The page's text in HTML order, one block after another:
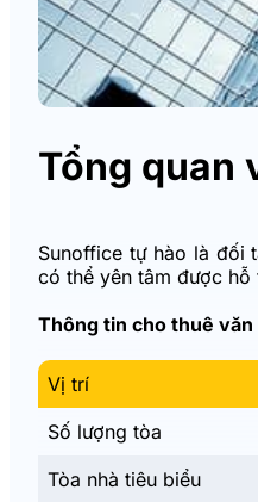
Tổng quan
Sunoffice tự hào là đối
có thể yên tâm được
Thông tin cho thuê
Vị trí
Số lượng tòa
Tòa nhà tiêu biểu